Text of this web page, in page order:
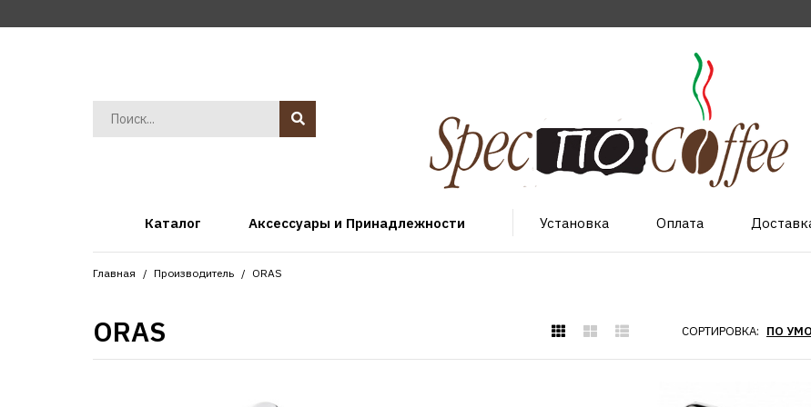
Каталог Аксессуары и Принадлежности Установка Оплата
Главная Производитель ORAS
ORAS СОРТИРОВКА: